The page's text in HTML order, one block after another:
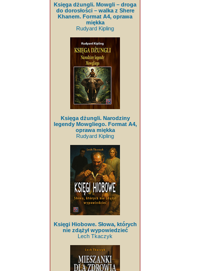
Księga dżungli. Mowgli – droga
do dorosłości – walka z Shere
Khanem. Format A4, oprawa
miękka
Rudyard Kipling
Księga dżungli. Narodziny
legendy Mowgliego. Format A4,
oprawa miękka
Rudyard Kipling
Księgi Hiobowe. Słowa, których
nie zdążył wypowiedzieć
Lech Tkaczyk